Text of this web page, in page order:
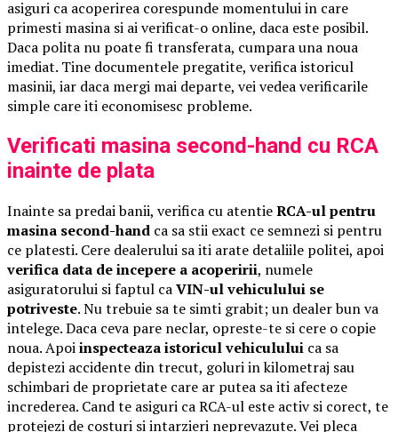
asiguri ca acoperirea corespunde momentului in care
primesti masina si ai verificat-o online, daca este posibil.
Daca polita nu poate fi transferata, cumpara una noua
imediat. Tine documentele pregatite, verifica istoricul
masinii, iar daca mergi mai departe, vei vedea verificarile
simple care iti economisesc probleme.
Verificati masina second-hand cu RCA
inainte de plata
Inainte sa predai banii, verifica cu atentieRCA-ul pentru
masina second-hand ca sa stii exact ce semnezi si pentru
ce platesti. Cere dealerului sa iti arate detaliile politei, apoi
verifica data de incepere a acoperirii, numele
asiguratorului si faptul caVIN-ul vehiculului se
potriveste. Nu trebuie sa te simti grabit; un dealer bun va
intelege. Daca ceva pare neclar, opreste-te si cere o copie
noua. Apoiinspecteaza istoricul vehiculului ca sa
depistezi accidente din trecut, goluri in kilometraj sau
schimbari de proprietate care ar putea sa iti afecteze
increderea. Cand te asiguri ca RCA-ul este activ si corect, te
protejezi de costuri si intarzieri neprevazute. Vei pleca